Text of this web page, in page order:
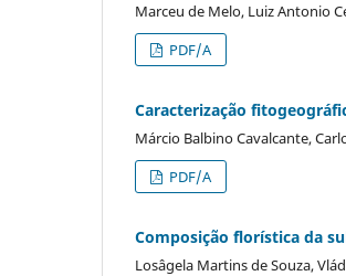
Marceu de Melo, Luiz Antonio
PDF/A
Caracterização
Márcio Balbino Cavalcante,
PDF/A
Composição florística da
Losâgela Martins de Souza,